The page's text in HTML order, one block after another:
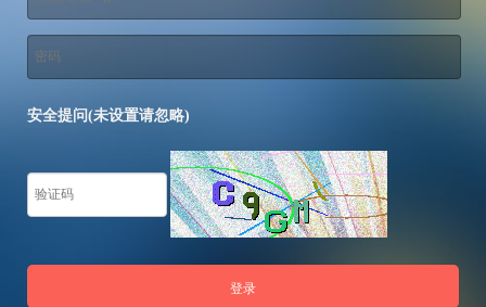
安全提问(未设置请忽略)
登录